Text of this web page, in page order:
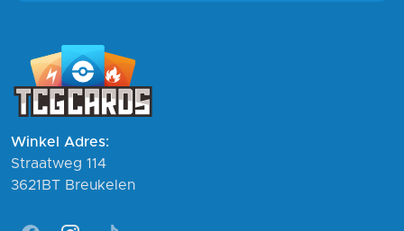
Winkel Adres:
Straatweg 114
3621BT Breukelen